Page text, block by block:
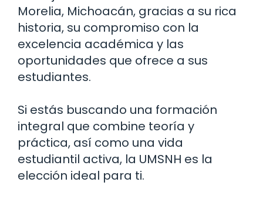
Morelia, Michoacán, gracias a su rica
historia, su compromiso con la
excelencia académica y las
oportunidades que ofrece a sus
estudiantes.
Si estás buscando una formación
integral que combine teoría y
práctica, así como una vida
estudiantil activa, la UMSNH es la
elección ideal para ti.